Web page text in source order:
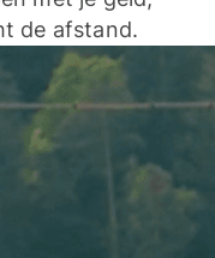
de afstand.